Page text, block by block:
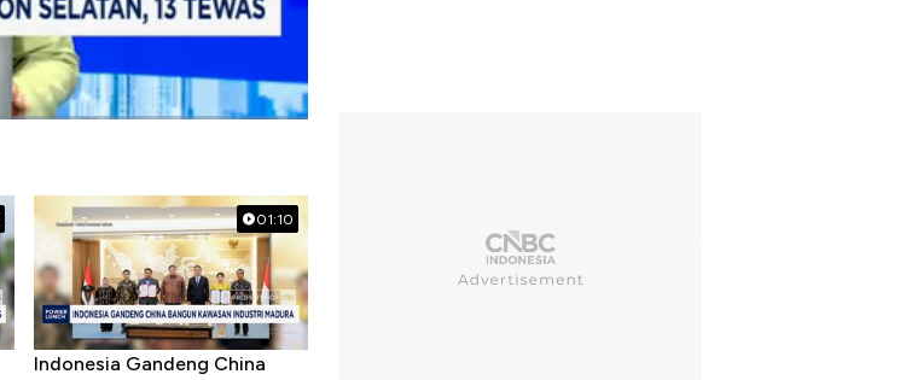
01:10
Indonesia Gandeng China